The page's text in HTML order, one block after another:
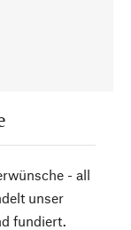
- all
unser
fundiert.